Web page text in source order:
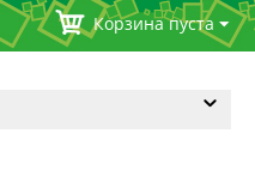
Корзина пуста